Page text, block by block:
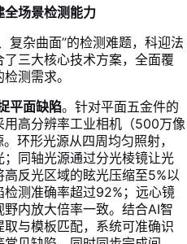
全场景检测能力
复杂曲面”的检测难题，科迎法
三大核心技术方案，全面覆
测需求。
平面缺陷。针对平面五金件的
高分辨率工业相机（500万像
环形光源从四周均匀照射，
同轴光源通过分光棱镜让光
反光区域的眩光压缩至5%以
测准确率超过92%；远心镜
内放大倍率一致。结合AI智
与模板匹配，系统可准确识